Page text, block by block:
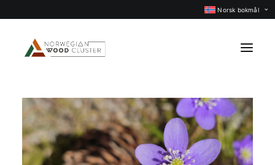
Norsk bokmål
Nyheter
Arrangementer
Prosjekter